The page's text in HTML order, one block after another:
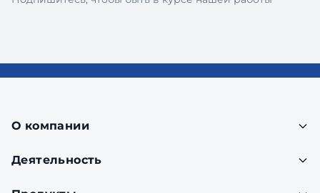
О компании
Деятельность